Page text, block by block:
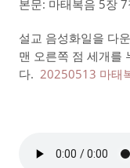
본문: 마태복음 5장
설교 음성화일을 다
맨 오른쪽 점 세개를
다. 20250513 마태